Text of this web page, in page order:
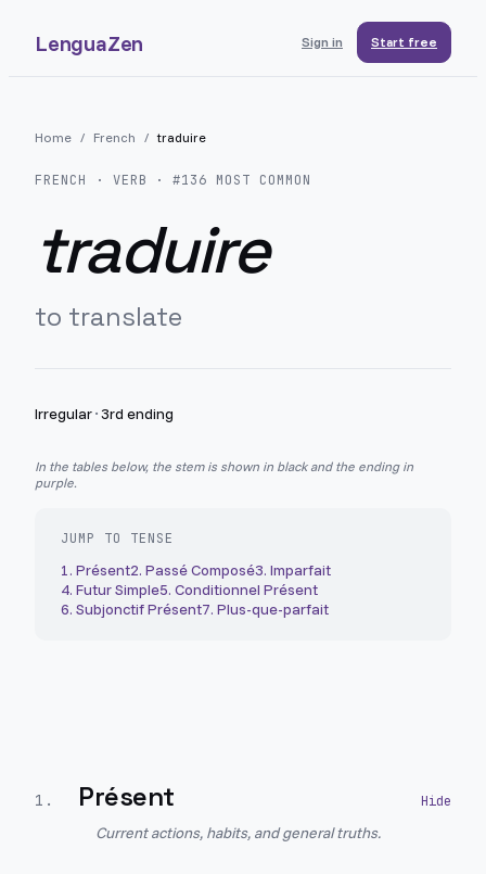
LenguaZen Sign in Start free
Home / French / traduire
FRENCH · VERB · #136 MOST COMMON
traduire
to translate
Irregular·3rd ending
In the tables below, the stem is shown in black and the ending in
purple.
JUMP TO TENSE
1. Présent2. Passé Composé3. Imparfait
4. Futur Simple5. Conditionnel Présent
6. Subjonctif Présent7. Plus-que-parfait
1 . Présent
Current actions, habits, and general truths.